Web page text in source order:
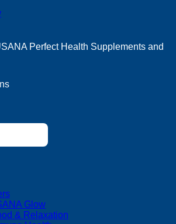
Perfect Health Supplements and
Glow
& Relaxation